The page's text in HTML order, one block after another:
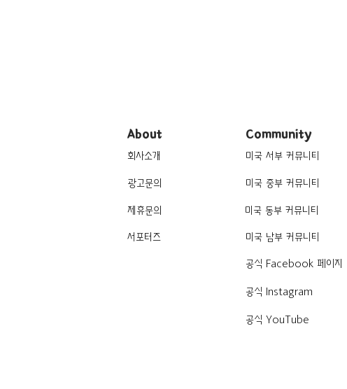
About
회사소개
광고문의
제휴문의
서포터즈
Community
미국 서부 커뮤니티
미국 중부 커뮤니티
미국 동부 커뮤니티
미국 남부 커뮤니티
공식 Facebook 페이지
공식 Instagram
공식 YouTube